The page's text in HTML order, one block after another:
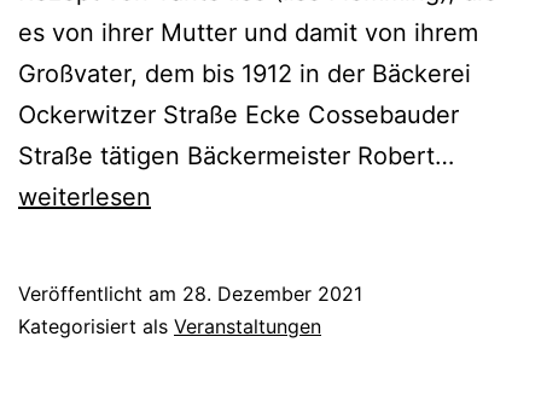
es von ihrer Mutter und damit von ihrem
Großvater, dem bis 1912 in der Bäckerei
Ockerwitzer Straße Ecke Cossebauder
Straße tätigen Bäckermeister Robert…
weiterlesen
Veröffentlicht am 28. Dezember 2021
Kategorisiert als Veranstaltungen